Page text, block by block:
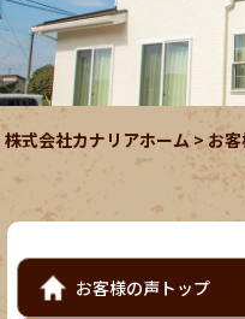
株式会社カナリアホーム>お
お客様の声トップ